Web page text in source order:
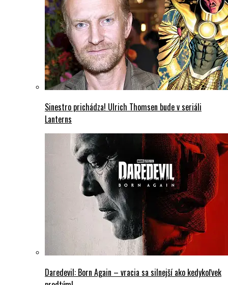
Sinestro prichádza! Ulrich Thomsen bude v seriáli
Lanterns
Daredevil: Born Again – vracia sa silnejší ako kedykoľvek